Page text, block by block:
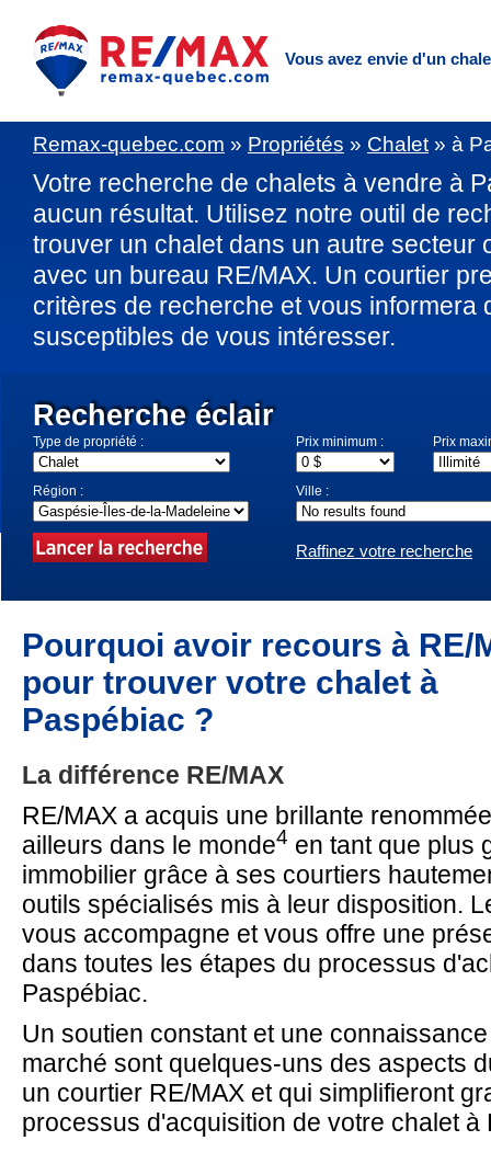
Vous avez envie d'un
Remax-quebec.com » Propriétés » Chalet » à
Votre recherche de chalets à vendre à
aucun résultat. Utilisez notre outil de
trouver un chalet dans un autre secteur
avec un bureau RE/MAX. Un courtier
critères de recherche et vous informera
susceptibles de vous intéresser.
Recherche éclair
Type de propriété : Prix minimum : Prix
Région : Ville :
Raffinez votre recherche
Pourquoi avoir recours à RE/
pour trouver votre chalet à
Paspébiac ?
La différence RE/MAX
RE/MAX a acquis une brillante
ailleurs dans le monde4 en tant que plus
immobilier grâce à ses courtiers
outils spécialisés mis à leur disposition.
vous accompagne et vous offre une
dans toutes les étapes du processus
Paspébiac.
Un soutien constant et une
marché sont quelques-uns des aspects
un courtier RE/MAX et qui simplifieront
processus d'acquisition de votre chalet à